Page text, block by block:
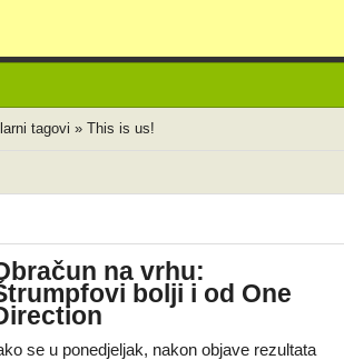
tagovi » This is us!
na vrhu:
bolji i od One
se u ponedjeljak, nakon objave rezultata